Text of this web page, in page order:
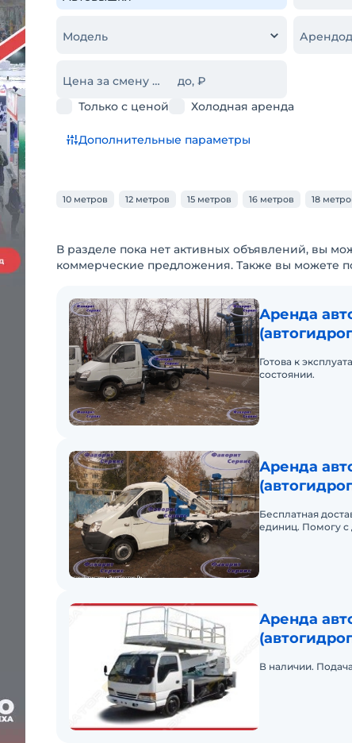
Модель
Цена за смену от, ₽
до, ₽
Только с ценой
Холодная аренда
Дополнительные параметры
10 метров 12 метров 15 метров 16 метров 18
В разделе пока нет активных объявлений, вы
коммерческие предложения. Также вы можете
Аренда
Готова к
состоянии.
Аренда
Бесплатная
единиц. Помогу с
Аренда
В наличии.